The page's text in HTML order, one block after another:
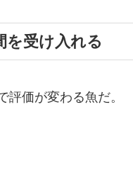
を受け入れる
評価が変わる魚だ。